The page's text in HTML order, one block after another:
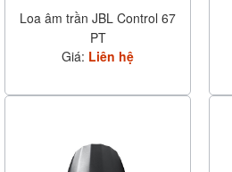
Loa âm trần JBL Control 67
PT
Giá: Liên hệ